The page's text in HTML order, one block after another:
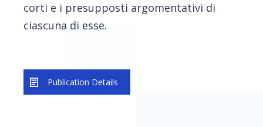
corti e i presupposti argomentativi di
ciascuna di esse.
Publication Details